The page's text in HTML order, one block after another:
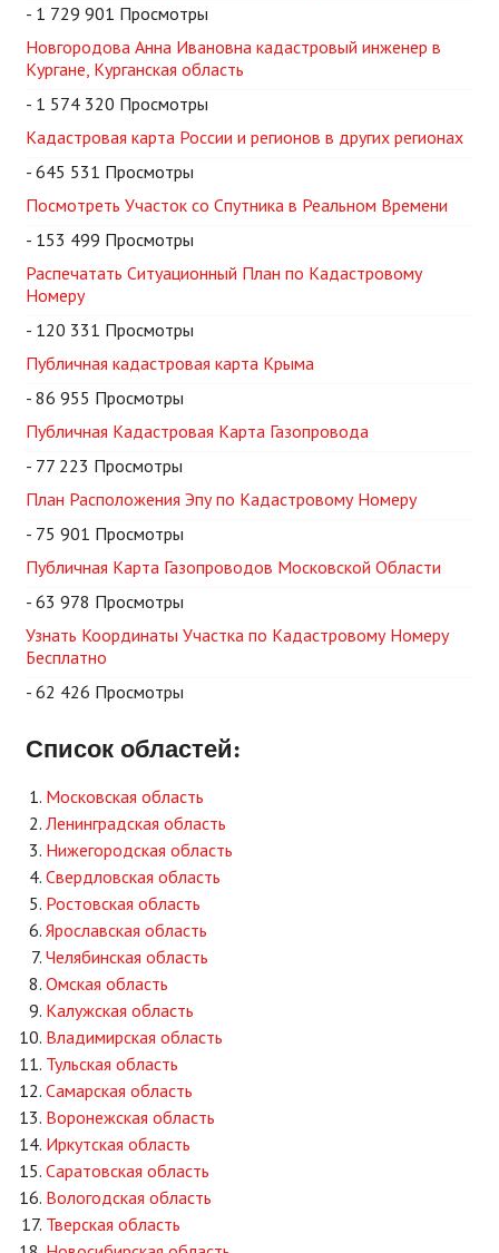
- 1 729 901 Просмотры
Новгородова Анна Ивановна кадастровый инженер в
Кургане, Курганская область
- 1 574 320 Просмотры
Кадастровая карта России и регионов в других регионах
- 645 531 Просмотры
Посмотреть Участок со Спутника в Реальном Времени
- 153 499 Просмотры
Распечатать Ситуационный План по Кадастровому
Номеру
- 120 331 Просмотры
Публичная кадастровая карта Крыма
- 86 955 Просмотры
Публичная Кадастровая Карта Газопровода
- 77 223 Просмотры
План Расположения Эпу по Кадастровому Номеру
- 75 901 Просмотры
Публичная Карта Газопроводов Московской Области
- 63 978 Просмотры
Узнать Координаты Участка по Кадастровому Номеру
Бесплатно
- 62 426 Просмотры
Список областей:
Московская область
Ленинградская область
Нижегородская область
Свердловская область
Ростовская область
Ярославская область
Челябинская область
Омская область
Калужская область
Владимирская область
Тульская область
Самарская область
Воронежская область
Иркутская область
Саратовская область
Вологодская область
Тверская область